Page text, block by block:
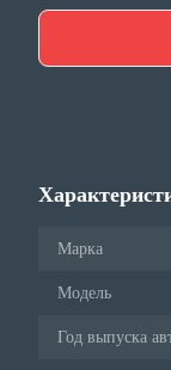
Марка
Модель
Год выпуска